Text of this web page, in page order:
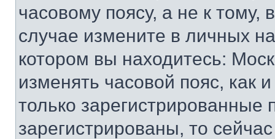
часовому поясу, а не к тому,
случае измените в личных
котором вы находитесь:
изменять часовой пояс, как
только
зарегистрированы, то